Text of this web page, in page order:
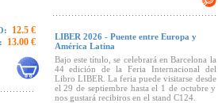
12.5 €
13.00 €
LIBER 2026 - Puente entre Europa y
América Latina
Bajo este título, se celebrará en Barcelona la
44 edición de la Feria Internacional del
Libro LIBER. La feria puede visitarse desde
el 29 de septiembre hasta el 1 de octubre y
nos gustará recibiros en el stand C124.